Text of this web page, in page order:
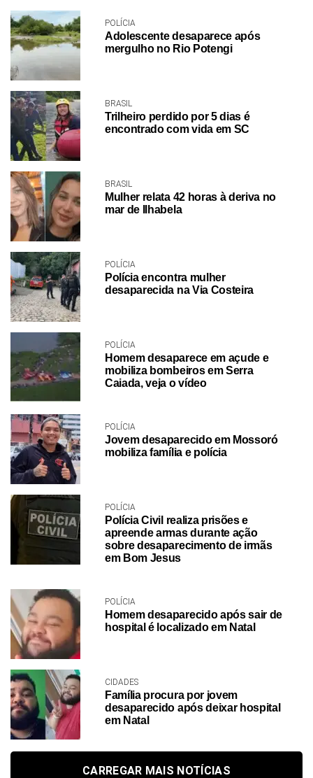
POLÍCIA
Adolescente desaparece após
mergulho no Rio Potengi
BRASIL
Trilheiro perdido por 5 dias é
encontrado com vida em SC
BRASIL
Mulher relata 42 horas à deriva no
mar de Ilhabela
POLÍCIA
Polícia encontra mulher
desaparecida na Via Costeira
POLÍCIA
Homem desaparece em açude e
mobiliza bombeiros em Serra
Caiada, veja o vídeo
POLÍCIA
Jovem desaparecido em Mossoró
mobiliza família e polícia
POLÍCIA
Polícia Civil realiza prisões e
apreende armas durante ação
sobre desaparecimento de irmãs
em Bom Jesus
POLÍCIA
Homem desaparecido após sair de
hospital é localizado em Natal
CIDADES
Família procura por jovem
desaparecido após deixar hospital
em Natal
CARREGAR MAIS NOTÍCIAS